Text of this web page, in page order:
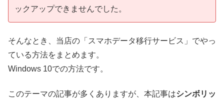
ックアップできませんでした。
そんなとき、当店の「スマホデータ移行サービス」でやっ
ている方法をまとめます。
Windows 10での方法です。
このテーマの記事が多くありますが、本記事はシンボリッ